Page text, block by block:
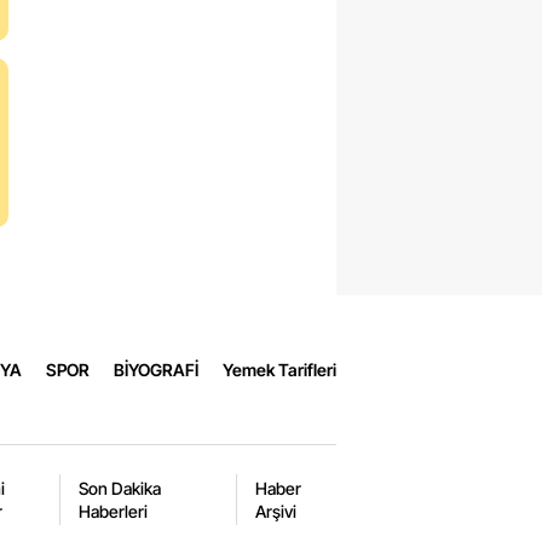
SPOR BİYOGRAFİ Yemek Tarifleri
Son Dakika
Haberleri
Haber
Arşivi